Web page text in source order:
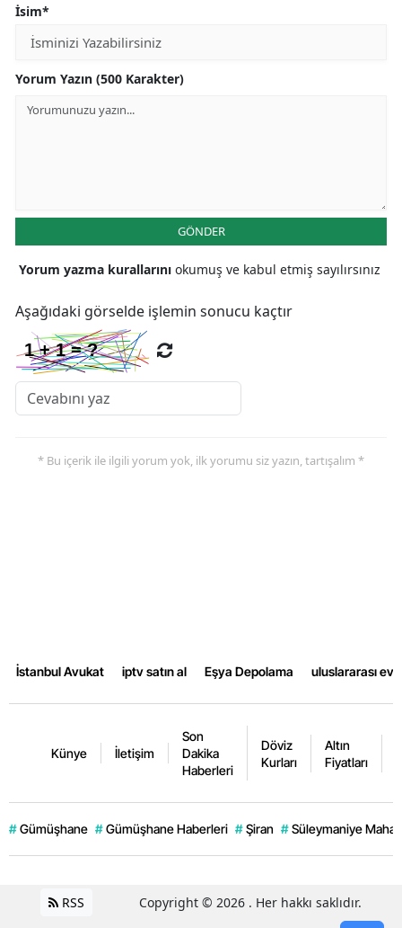
Kahramanmaraş
Mardin
Sivas
Tekirdağ
Trabzon
İsim*
Yorum Yazın (500 Karakter)
GÖNDER
Yorum yazma kurallarını okumuş ve kabul etmiş sayılırsınız
Aşağıdaki görselde işlemin sonucu kaçtır
* Bu içerik ile ilgili yorum yok, ilk yorumu siz yazın, tartışalım *
İstanbul Avukat iptv satın al Eşya Depolama uluslararası
Künye İletişim
Son
Dakika
Haberleri
Döviz
Kurları
Altın
Fiyatları
# Gümüşhane # Gümüşhane Haberleri # Şiran # Süleymaniye
RSS Copyright © 2026 . Her hakkı saklıdır.